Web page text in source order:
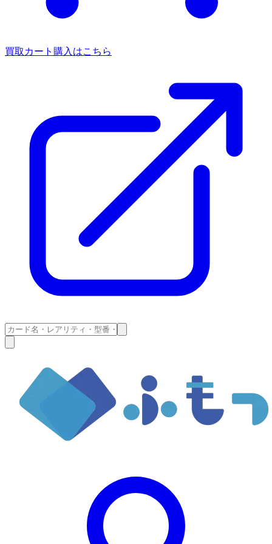
買取カート 購入はこちら